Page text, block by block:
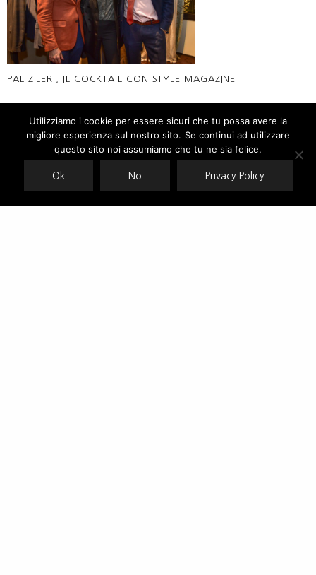
PAL ZILERI, IL COCKTAIL CON STYLE MAGAZINE
Our site uses cookies. Learn more about our use of cookies:cookie
Utilizziamo i cookie per essere sicuri che tu possa avere la
migliore esperienza sul nostro sito. Se continui ad utilizzare
questo sito noi assumiamo che tu ne sia felice.
Ok No Privacy Policy